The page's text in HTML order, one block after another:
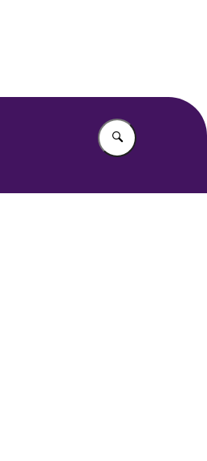
Vul in wat u